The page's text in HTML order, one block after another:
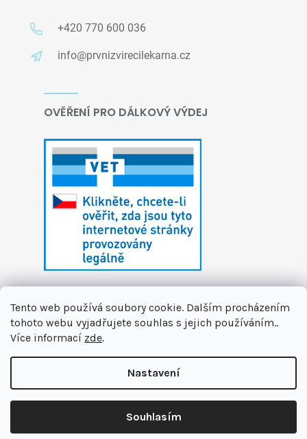
Tento web používá soubory cookie. Dalším procházením
tohoto webu vyjadřujete souhlas s jejich používáním..
Více informací zde.
Nastavení
Souhlasím
🏝️ Dáváme si letní pauzu. Připravujeme pro vás novinky a na
podzim se na vás těšíme v nové podobě. Jsme tu pro Vás na
+420 770 600 036
info@prvnizvirecilekarna.cz
OVĚŘENÍ PRO DÁLKOVÝ VÝDEJ
Vytvořil Shoptet
Copyright 2026První zvířecí lékárna. Všechna